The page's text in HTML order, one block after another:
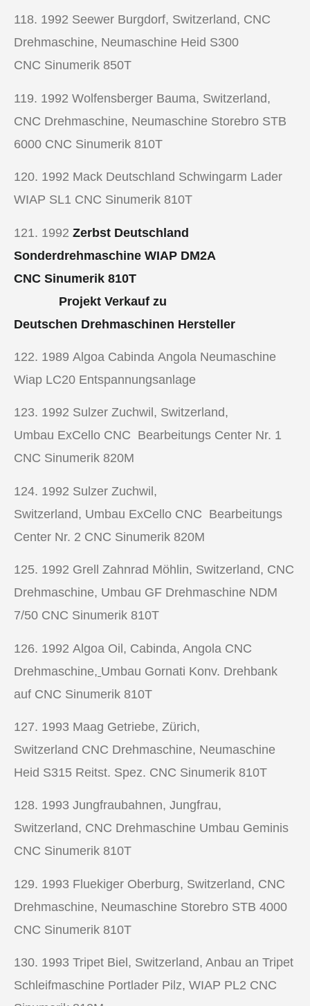
118. 1992 Seewer Burgdorf, Switzerland, CNC
Drehmaschine, Neumaschine Heid S300
CNC Sinumerik 850T
119. 1992 Wolfensberger Bauma, Switzerland,
CNC Drehmaschine, Neumaschine Storebro STB
6000 CNC Sinumerik 810T
120. 1992 Mack Deutschland Schwingarm Lader
WIAP SL1 CNC Sinumerik 810T
121. 1992 Zerbst Deutschland
Sonderdrehmaschine WIAP DM2A
CNC Sinumerik 810T
Projekt Verkauf zu
Deutschen Drehmaschinen Hersteller
122. 1989 Algoa Cabinda Angola Neumaschine
Wiap LC20 Entspannungsanlage
123. 1992 Sulzer Zuchwil, Switzerland,
Umbau ExCello CNC Bearbeitungs Center Nr. 1
CNC Sinumerik 820M
124. 1992 Sulzer Zuchwil,
Switzerland, Umbau ExCello CNC Bearbeitungs
Center Nr. 2 CNC Sinumerik 820M
125. 1992 Grell Zahnrad Möhlin, Switzerland, CNC
Drehmaschine, Umbau GF Drehmaschine NDM
7/50 CNC Sinumerik 810T
126. 1992 Algoa Oil, Cabinda, Angola CNC
Drehmaschine, Umbau Gornati Konv. Drehbank
auf CNC Sinumerik 810T
127. 1993 Maag Getriebe, Zürich,
Switzerland CNC Drehmaschine, Neumaschine
Heid S315 Reitst. Spez. CNC Sinumerik 810T
128. 1993 Jungfraubahnen, Jungfrau,
Switzerland, CNC Drehmaschine Umbau Geminis
CNC Sinumerik 810T
129. 1993 Fluekiger Oberburg, Switzerland, CNC
Drehmaschine, Neumaschine Storebro STB 4000
CNC Sinumerik 810T
130. 1993 Tripet Biel, Switzerland, Anbau an Tripet
Schleifmaschine Portlader Pilz, WIAP PL2 CNC